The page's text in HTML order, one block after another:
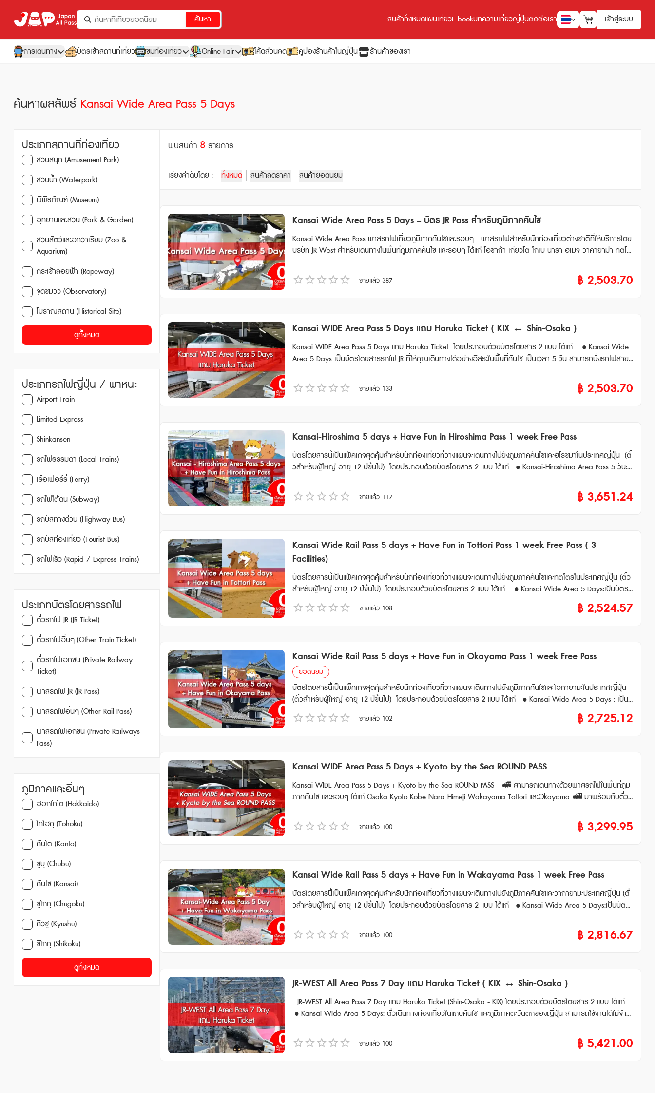
ค้นหา สินค้าทั้งหมดแผนเที่ยวE-bookบทความเที่ยวญี่ปุ่นติดต่อเรา เข้าสู่ระบบ
การเดินทาง บัตรเข้าสถานที่เที่ยว ซิมท่องเที่ยว Online Fair โค้ดส่วนลด คูปองร้านค้าในญี่ปุ่น ร้านค้าของเรา
ค้นหาผลลัพธ์ Kansai Wide Area Pass 5 Days
ประเภทสถานที่ท่องเที่ยว
สวนสนุก (Amusement Park)
สวนน้ำ (Waterpark)
พิพิธภัณฑ์ (Museum)
อุทยานและสวน (Park & Garden)
สวนสัตว์และอควาเรียม (Zoo &
Aquarium)
กระเช้าลอยฟ้า (Ropeway)
จุดชมวิว (Observatory)
โบราณสถาน (Historical Site)
ดูทั้งหมด
ประเภทรถไฟญี่ปุ่น / พาหนะ
Airport Train
Limited Express
Shinkansen
รถไฟธรรมดา (Local Trains)
เรือเฟอร์รี่ (Ferry)
รถไฟใต้ดิน (Subway)
รถบัสทางด่วน (Highway Bus)
รถบัสท่องเที่ยว (Tourist Bus)
รถไฟเร็ว (Rapid / Express Trains)
ประเภทบัตรโดยสารรถไฟ
ตั๋วรถไฟ JR (JR Ticket)
ตั๋วรถไฟอื่นๆ (Other Train Ticket)
ตั๋วรถไฟเอกชน (Private Railway
Ticket)
พาสรถไฟ JR (JR Pass)
พาสรถไฟอื่นๆ (Other Rail Pass)
พาสรถไฟเอกชน (Private Railways
Pass)
ภูมิภาคและอื่นๆ
ฮอกไกโด (Hokkaido)
โทโฮคุ (Tohoku)
คันโต (Kanto)
ชูบุ (Chubu)
คันไซ (Kansai)
ชูโกกุ (Chugoku)
คิวชู (Kyushu)
ชิโกกุ (Shikoku)
ดูทั้งหมด
พบสินค้า 8 รายการ
เรียงลำดับโดย : ทั้งหมด สินค้าลดราคา สินค้ายอดนิยม
Kansai Wide Area Pass 5 Days – บัตร JR Pass สำหรับภูมิภาคคันไซ
Kansai Wide Area Pass พาสรถไฟเที่ยวภูมิภาคคันไซและรอบๆ พาสรถไฟสำหรับนักท่องเที่ยวต่างชาติที่ให้บริการโดย
บริษัท JR West สำหรับเดินทางในพื้นที่ภูมิภาคคันไซ และรอบๆ ได้แก่ โอซาก้า เกียวโต โกเบ นารา ฮิเมจิ วาคายาม่า ทตโต
d, Limited Express, Shinkansen) ภายในภูมิภาคคันไซได้แบบไม่จำกัดรอบภายในระยะเวลา 5 วัน ● ใช้เดินทางเข้าออกจาก
สนามบินคันไซด้วยรถไฟด่วนพิเศษ HARUKA แบบจองที่นั่งล่วงหน้า (Reserved Seat) ได้ ● ใช้กับรถไฟชินคันเซ็นสาย San
⟺ Kyoto/Maibara) • มีค่าใช้จ่ายเพิ่มเติม กรณีใช้บริการขบวนรถไฟที่ต้องแสดงตั๋วขึ้นรถไฟ (Jousha Seiriken) หรือ
ตั๋วไลน์เนอร์ (Liner Ken) • สามารถใช้ผ่านประตูตรวจตั๋วอัตโนมัติได้ด้วย
ขายแล้ว 387 ฿ 2,503.70
Kansai WIDE Area Pass 5 Days แถม Haruka Ticket ( KIX ↔ Shin-Osaka )
Kansai WIDE Area Pass 5 Days แถม Haruka Ticket โดยประกอบด้วยบัตรโดยสาร 2 แบบ ได้แก่ • Kansai Wide
Area 5 Days เป็นบัตรโดยสารรถไฟ JR ที่ให้คุณเดินทางได้อย่างอิสระในพื้นที่คันไซ เป็นเวลา 5 วัน สามารถนั่งรถไฟสาย
การรถไฟที่รวดเร็วและสะดวกสบาย ซึ่งดําเนินการโดยการรถไฟญี่ปุ่น โดยรถไฟวิ่งตรงจาก Kansai-airport ไปยังสถานี S
hin-Osaka **ตั๋ว JR สามารถสั่งซื้อล่วงหน้าก่อนเดินทางได้ 90 วัน เนื่องจากต้องนำ Voucher JR ไปแลกตั๋วจริงที่ญี่ปุ่น
น HARUKA,KUROSHIO,KONOTORI,SUPER HAKUTO เป็นต้น ✲ สำหรับที่นั่งสำรอง โปรดดำเนินการจองที่นั่งก่อนขึ้นร
ถไฟ ✲ รถไฟที่มีที่นั่งแบบจองพิเศษไม่สามารถจองที่นั่งแบบไม่ระบุที่นั่งได้ คลิกที่นี่เพื่อตรวจสอบรถไฟที่มีที่นั่งแบบ
จองทั้งหมด • บริการด่วนพิเศษ และรถไฟท้องถิ่นบนเส้นทาง JR-WEST และ JR-SHIKOKU Conventional บัตรนี้ใช้ได้เฉพาะร
นคันเซ็น” (โอกายามะ⇔ฮากาตะ) • ไม่สามารถใช้ได้กับรถไฟหัวกระสุน “คิวชู ชินคันเซ็น” (ฮากาตะ⇔คาโกชิมะ-ชูโอ) ✲
จากวันที่ยืนยันการจอง และจะหมดอายุเวลา 23:59 น. ของวันถัดจากวันสุดท้าย ข้อกำหนดเกี่ยวกับผู้ใช้บริการ • ผู้ที่ต้
องการใช้ตั๋ว Discounted One-way Ticket จะต้องถือหนังสือเดินทางที่ออกโดยรัฐบาลต่างประเทศ • ผู้ที่ต้องการใช้ตั๋ว
Discounted One-way Ticket จะต้องเดินทางเข้าประเทศญี่ปุ่นด้วยสถานภาพการพำนักระยะสั้น **ไม่อนุญาตให้ลูกค้ารา
ยบุคคลซื้อหรือแลกเปลี่ยนตั๋วเดียวกันมากกว่าหนึ่งใบในช่วงเวลาการใช้งานเดียวกัน ข้อมูลเพิ่มเติม * นอกจากรถไฟ H
aruka แล้ว คุณยังสามารถใช้บริการรถไฟอื่น ๆ เช่น Special Rapid , Rapid และ Local trains ได้ (เฉพาะเส้นทาง Kobe ,
Nara ) * มีเพียงผู้ถือตั๋ว Discounted One-way Ticket เท่านั้นที่จะสามารถใช้ตั๋ว Discounted One-way Ticket ได้ * หา
กตั๋วสูญหายหรือถูกขโมย ทางบริษัทจะไม่สามารถออกให้ใหม่ได้ * จะมีการคิดค่าบริการเพิ่มเติมหากใช้รถไฟนอกพื้นที่ใช้ง
ขายแล้ว 133 ฿ 2,503.70
Kansai-Hiroshima 5 days + Have Fun in Hiroshima Pass 1 week Free Pass
บัตรโดยสารนี้เป็นแพ็คเกจสุดคุ้มสำหรับนักท่องเที่ยวที่วางแผนจะเดินทางไปยังภูมิภาคคันไซและฮิโรชิมาในประเทศญี่ปุ่น (ตั๋
วสำหรับผู้ใหญ่ อายุ 12 ปีขึ้นไป) โดยประกอบด้วยบัตรโดยสาร 2 แบบ ได้แก่ • Kansai-Hiroshima Area Pass 5 วัน:เ
วมถึงรถไฟชินคันเซ็นได้แบบไม่จำกัด • Have Fun in Hiroshima Pass (1 Week): เป็นบัตรที่ให้คุณเข้าชมสถานที่ท่องเที่ยว
ต่างๆ ในจังหวัดฮิโรชิมาได้ฟรี 3 สถานที่ โดยมีระยะเวลาการใช้งาน 7 วัน หลังจากการเข้าใช้ครั้งแรก (ตั๋ว Have Fun in Hir
รใช้งาน • สามารถใช้รถไฟ Sanyo Shinkansen(Shin-Osaka – Hiroshima ร่วมไปถึง NOZOMI, MIZUHO) • สามารถใช้ร
ถไฟด่วนพิเศษ รถไฟธรรมดา (รวมไปถึงรถไฟเร็ว, รถไฟเร็วพิเศษ) ภายใน Area แบบไม่ระบุที่นั่ง • สามารถทำ Reserved
Seat ที่ตู้ปกติได้ฟรีแบบไม่จำกัดครั้ง สามารถใช้กับขบวน Sanyo Shinkansen (Shin–Osaka–Hiroshima) และขบวนรถไฟด่
วนพิเศษ HARUKA, KUROSHIO, KONOTORI, KINOSAKI • สามารถใช้เรือ JR-West Miyajima Ferry • สามารถใช้รถไฟ
Kyoto Tango Railway • สามารถใช้รถไฟ Wakayama Electric Railway • สามารถใช้รถบัสของ West JR Bus ใน Are
aได้แบบไม่อั้น • สามารถใช้รถบัสของ Chugoku JR Bus ได้ไม่อั้น • พาสนี้ใช้ได้ 5 วันต่อเนื่อง (นับจากเที่ยงคืนวันแรก ถึง
เที่ยงคืนวันสุดท้าย) • สามารถใช้ได้เฉพาะนักท่องเที่ยวชาวต่างชาติเท่านั้น • Passport ข้าราชการปกเล่มสีน้ำเงิน ไม่สามา
งแสดงตั๋วขึ้นรถไฟ (Jousha Seiriken) หรือ ตั๋วไลน์เนอร์ (Liner Ken) * สามารถใช้ผ่านประตูตรวจตั๋วอัตโนมัติได้ด้วย ** จุ
ดจำหน่ายตั๋ว JR จะไม่มี Setouchi Area Pass, Takayama-Hokuriku Area Pass และ JR Rail Pass ไม่มีจำหน่าย ต้องซื้อน
อกประเทศญี่ปุ่นเท่านั้น Have Fun in Hiroshima Pass (สามารถเลือกเข้าชมได้ 3 สถานที่ ฟรี !!!) 1.Cruise ferry one
-way ticket between Hiroshima Port and Kure Port 2. Hiroshima Port-Miyajima Port High-speed ship boardin
g ticket discount coupon 1000 yen worth 3. Orizuru Tower admission ticket discount coupon 1000 yen worth
4. Hiroshima city share cycle “Peacecle” 1-day ticket [Hiroshima city] 5. Shopping center “ekie” in front of
JR Hiroshima Station Shopping Voucher – 1500 yen 6. 1500 yen gift certificate that can be used at “Hiroshi
upon for the Museum Gift Shop 10. Kure Maritime Museum Admission Ticket + 1000 Japanese Yen Coupon
11. JR Rent-A-Car 2000 yen coupon 12. Tomonoura Historical Site Tour Discount Coupon (Valid for 7 days) To
motetsu Bus , Fukuzen-ji Temple Taichoro , Ota Family Residence , Irohamaru Exhibition Hall , Tomonoura Mus
ลที่มี QR code ให้นำไปแลกบัตรจริงที่ตู้จำหน่ายตั๋วสีเขียวของสถานีรถไฟ สามารถจองที่นั่งรถไฟได้ • Have Fun in Hiros
hima Pass 1 Week Free Pass: หลังจากจองแล้ว จะได้รับอีเมลที่มี QR code ให้แสดงที่สถานที่ท่องเที่ยวที่ต้องการเข้าชม
ขายแล้ว 117 ฿ 3,651.24
Kansai Wide Rail Pass 5 days + Have Fun in Tottori Pass 1 week Free Pass ( 3
Facilities)
บัตรโดยสารนี้เป็นแพ็คเกจสุดคุ้มสำหรับนักท่องเที่ยวที่วางแผนจะเดินทางไปยังภูมิภาคคันไซและทตโตริในประเทศญี่ปุ่น (ตั๋ว
สำหรับผู้ใหญ่ อายุ 12 ปีขึ้นไป) โดยประกอบด้วยบัตรโดยสาร 2 แบบ ได้แก่ • Kansai Wide Area 5 Days:เป็นบัตรโ
ดยสารรถไฟ JR ที่ให้คุณเดินทางได้อย่างอิสระในพื้นที่คันไซ เป็นเวลา 5 วัน สามารถนั่งรถไฟสายต่างๆ รวมถึงรถไฟชินคัน
เซ็นได้แบบไม่จำกัด • Have Fun in Tottori Pass 1 Week Free Pass : เป็นบัตรที่ให้คุณเข้าชมสถานที่ท่องเที่ยวต่างๆ ในท
เมลภายในวัน และหากสั่งซื้อหลังเวลาดังกล่าว จะได้รับภายในวันถัดไป Kansai Wide Rail Pass 5 days การใช้งาน K
ansai WIDE Area Pass ใช้ได้ไม่จำกัดจำนวนครั้งภายในพื้นที่ที่ใช้ได้บนแผนที่ รถไฟที่ใช้ได้มีดังนี้ • สามารถใช้รถไฟ หัวก
ระสุน “SANYO SHINKANSEN” (ชินโอซาก้า ⇔โอคายามะ) • สามารถใช้ตั๋วโดยสารรถไฟ Hello Kitty Shinkansen ได้ •
ที่นั่งสำรองบนรถด่วนพิเศษ Limited Express เช่น HARUKA,KUROSHIO,KONOTORI,SUPER HAKUTO เป็นต้น ✲ สำหรั
บที่นั่งสำรอง โปรดดำเนินการจองที่นั่งก่อนขึ้นรถไฟ ✲ รถไฟที่มีที่นั่งแบบจองพิเศษไม่สามารถจองที่นั่งแบบไม่ระบุที่นั่งไ
ด้ คลิกที่นี่เพื่อตรวจสอบรถไฟที่มีที่นั่งแบบจองทั้งหมด • บริการด่วนพิเศษ และรถไฟท้องถิ่นบนเส้นทาง JR-WEST แ
ละ JR-SHIKOKU Conventional บัตรนี้ใช้ได้เฉพาะรถบัสสาย WEST JAPAN JR BUS ในพื้นที่ที่กำหนดเท่านั้น ไม่สามารถใช้บัต
“คิวชู ชินคันเซ็น” (ฮากาตะ⇔คาโกชิมะ-ชูโอ) ✲ มีการเรียกเก็บเงินแยกต่างหากเมื่อทำการจองและใช้บริการที่นั่งแบบชำ
Ticket + Original Clear File คูปองมูลค่า 1,000 เยน สำหรับ ประสบการณ์ล่องเรือชมเกาะชายฝั่งอุราโดเมะ (ประมา
ณ 40 นาที) คูปองมูลค่า 1,000 เยน สำหรับ ประสบการณ์พาย SUP หลักสูตรปกติที่ชายฝั่ง Uradome (ต้องจองล่ว
สำหรับ โอเอซิสในเนินทราย พายเรือคายัคชมสี่ฤดูกาลที่สระทามากาอิเกะ (150 นาที)(ต้องจองล่วงหน้า) คูปองมูลค่า 1,
000 เยน สำหรับ Charcoal ย่างถ่าน คูปองมูลค่า 1,000 เยน สำหรับ ร้านทาคุมิคัปโป( อาหารท้องถิ่น / หม้อไปล้างเนื้
สำหรับ Oenosato Natural Farm Oenosato Village คูปองมูลค่า 1,000 เยน ใช้ได้ที่ Oenosato Natural Farm Coco
ass : หลังจากจองแล้ว จะได้รับอีเมลที่มี QR code ให้นำไปแลกบัตรจริงที่ตู้จำหน่ายตั๋วสีเขียวของสถานีรถไฟ สามารถจอ
งที่นั่งรถไฟได้ • Have Fun in Tottori Pass 1 Week Free Pass : หลังจากจองแล้ว จะได้รับอีเมลที่มี QR code ให้แสดงที่ส
ขายแล้ว 108 ฿ 2,524.57
Kansai Wide Rail Pass 5 days + Have Fun in Okayama Pass 1 week Free Pass
ยอดนิยม
บัตรโดยสารนี้เป็นแพ็คเกจสุดคุ้มสำหรับนักท่องเที่ยวที่วางแผนจะเดินทางไปยังภูมิภาคคันไซและโอกายามะในประเทศญี่ปุ่น
(ตั๋วสำหรับผู้ใหญ่ อายุ 12 ปีขึ้นไป) โดยประกอบด้วยบัตรโดยสาร 2 แบบ ได้แก่ • Kansai Wide Area 5 Days : เป็นบั
ตรโดยสารรถไฟ JR ที่ให้คุณเดินทางได้อย่างอิสระในพื้นที่คันไซ เป็นเวลา 5 วัน สามารถนั่งรถไฟสายต่างๆ รวมถึงรถไฟชิ
นคันเซ็นได้แบบไม่จำกัด • Have Fun in OKAYAMA Pass (1 Week) : เป็นบัตรที่ให้คุณเข้าชมสถานที่ท่องเที่ยวต่างๆ ในจัง
et ภายในเวลา 13.00 น. จะได้รับ Voucher ทางอีเมลภายในวัน และหากสั่งซื้อหลังเวลาดังกล่าว จะได้รับภายในวันถัดไป
บัตร JR Pass สำหรับภูมิภาคคันไซ และ บัตร Have Fun in Okayama Pass การใช้งาน • สามารถใช้รถไฟ Sanyo Shin
kansen (Shin-Osaka-Okayama รวมไปถึง NOZOMI, MIZUHO) • สามารถใช้รถไฟด่วนพิเศษและ รถไฟธรรมดา (รวมไ
NOTORI,SUPER HAKUTO • สามารถใช้รถไฟ Kyoto Tanyo Railway • สามารถใช้รถไฟ Wakayama Electric Railway
O” ได้ * ไม่สามารถใช้ได้กับ Tokaido Shinkansen (Shin-Osaka ⟺ Kyoto/Maibara) * มีค่าใช้จ่ายเพิ่มเติม กรณีใช้บ
ริการขบวนรถไฟที่ต้องแสดงตั๋วขึ้นรถไฟ (Jousha Seiriken) หรือ ตั๋วไลน์เนอร์ (Liner Ken) * สามารถใช้ผ่านประตูตรวจตั๋
วอัตโนมัติได้ด้วย ** จุดจำหน่ายตั๋ว JR จะไม่มี Setouchi Area Pass, Takayama-Hokuriku Area Pass และ JR Rail Pass ไ
ม่มีจำหน่าย ต้องซื้อนอกประเทศญี่ปุ่นเท่านั้น Have Fun in Okayama Pass (สามารถเลือกเข้าชมได้ 3 สถานทีj) 1. O
et for Yumeji Art Museum (Main Building) 3. Hotel Granvia Okayama 「lumiere」 1000 Yen Coupon 4. O
kayama Okaden Museum Admission Ticket 5. café Antena 1000 Yen coupon 6. Okayama Prefecture Kuras
Station-mae Electronics Retail Store “Bic Camera Okayama Station-mae Store” 1000-yen Voucher 11. Ikurad
3. JR Rent-A-Car 2000 yen coupon วิธีการใช้งาน: • Kansai Wide-Area 5-Day Rail Pass: หลังจากจองแล้ว จะได้
รับอีเมลที่มี QR code ให้นำไปแลกบัตรจริงที่ตู้จำหน่ายตั๋วสีเขียวของสถานีรถไฟ สามารถจองที่นั่งรถไฟได้ • Have Fun i
รเข้าชม ข้อควรทราบ • ระยะเวลาใช้งาน: บัตรทั้งสองแบบสามารถใช้งานได้ภายใน 90 วันหลังจากการสั่งซื้อ • จำนวนก
ารสั่งซื้อ: จำกัดการสั่งซื้อต่อครั้งสูงสุด 10 ใบ
ขายแล้ว 102 ฿ 2,725.12
Kansai WIDE Area Pass 5 Days + Kyoto by the Sea ROUND PASS
Kansai WIDE Area Pass 5 Days + Kyoto by the Sea ROUND PASS 🚅 สามารถเดินทางด้วยพาสรถไฟในพื้นที่ภูมิ
ภาคคันไซ และรอบๆ ได้แก่ Osaka Kyoto Kobe Nara Himeji Wakayama Tottori และOkayama 🚅 มาพร้อมกับตั๋วโ
🚅 ตั๋วสำหรับผู้ใหญ่ อายุ 12 ปีขึ้นไป Kansai WIDE Area Pass : ตั๋ว E-Ticket สามารถใช้งานได้ภายใน 90 วันนับจาก
วันที่สั่งซื้อ และตั๋วจะจัดส่งให้ทางอีเมลหลังจากทำการสั่งซื้อสำเร็จ ตั๋ว Kyoto by the Sea : ตั๋ว E-Ticket สามารถใช้งานไ
Kansai WIDE Area Pass 5 Days 🚅ขบวนรถไฟที่ใช้งานได้ • สามารถขึ้นรถไฟหัวกระสุน "SANYO SHINKANSEN"
(Shin-Osaka ⇔ Okayama) แบบจองที่นั่งได้ • สามารถขึ้นรถไฟ Hello Kitty Shinkansen ได้ • สามารถนั่งที่นั่งแบบจอง
ล่วงหน้า บนรถไฟประเภท Limited Express: HARUKA,KUROSHIO,KONOTORI,SUPER HAKUTO และ อื่นๆได้ * ในกรณีที่ต้
ประเภท Local ในเส้นทางเดินรถไฟธรรมดาของ JR-WESTและ JR-SHIKOKU รถไฟที่ไม่สามารถใช้งานได้ • รถไฟชินคันเซ็น
านติดต่อกัน 5 วันปฏิทินภายหลังจากเริ่มใช้งานวันแรก โดยใช้ได้ถึงเที่ยงคืนของวันสุดท้าย ● ไม่สามารถใช้กับรถไฟความเ
ร็วสูงชินคันเซ็นสาย Tokaido Shinkansen (ระหว่าง Kyoto ↔ Shin-Osaka) ได้ ● ไม่สามารถใช้กับรถไฟเอกชน ภายในโ
อซาก้า ได้ เช่น Osaka Metro, Nankai, Kintetsu, Keihan, Hankyu, Hanshin ● รถไฟประเภท Limited Express เช่น HA
RUKA, KUROSHIO, THUNDEBIRD สามารถจองที่นั่ง (Reserved seat) ผ่านเครื่องจำหน่ายตั๋วอัตโนมัติรวมกันสูงสุด 6 ค
ที่นั่งประเภท Green Car ได้ การแลก Voucher นำเวาเชอร์พร้อมหนังสือเดินทางตัวสจริงของผู้ใช้งานทุกคน ไปรับพาส
ตัวจริงที่เคาน์เตอร์ JR หรือตู้จำหน่ายตั๋วอัตโนมัติสีเขียว (ตรวจสอบสถานที่แลกพาส JR West) การใช้งานพาส สามา
ขายแล้ว 100 ฿ 3,299.95
Kansai Wide Rail Pass 5 days + Have Fun in Wakayama Pass 1 week Free Pass
บัตรโดยสารนี้เป็นแพ็คเกจสุดคุ้มสำหรับนักท่องเที่ยวที่วางแผนจะเดินทางไปยังภูมิภาคคันไซและวากายามะประเทศญี่ปุ่น (ตั๋
วสำหรับผู้ใหญ่ อายุ 12 ปีขึ้นไป) โดยประกอบด้วยบัตรโดยสาร 2 แบบ ได้แก่ • Kansai Wide Area 5 Days:เป็นบัตรโ
ave Fun in Wakayama Pass 1 Week Free Pass : เป็นบัตรที่ให้คุณเข้าชมสถานที่ท่องเที่ยวต่างๆ ในวากายามะได้ฟรี 3
สถานที่ โดยมีระยะเวลาการใช้งาน 7 วัน หลังจากการเข้าใช้ครั้งแรก (ตั๋ว Have Fun in Wakayama : ตั๋วมีอายุ 270 วัน
Area Pass ใช้ได้ไม่จำกัดจำนวนครั้งภายในพื้นที่ที่ใช้ได้บนแผนที่ รถไฟที่ใช้ได้มีดังนี้ • สามารถใช้รถไฟ หัวกระสุน “SANY
O SHINKANSEN” (ชินโอซาก้า ⇔โอคายามะ) • สามารถใช้ตั๋วโดยสารรถไฟ Hello Kitty Shinkansen ได้ • ที่นั่งสำรองบ
นรถด่วนพิเศษ Limited Express เช่น HARUKA,KUROSHIO,KONOTORI,SUPER HAKUTO เป็นต้น * สำหรับที่นั่งสำรอง โป
ntional บัตรนี้ใช้ได้เฉพาะรถบัสสาย WEST JAPAN JR BUS ในพื้นที่ที่กำหนดเท่านั้น ไม่สามารถใช้บัตรนี้บนรถบัสทางด่วนได้
ขายแล้ว 100 ฿ 2,816.67
JR-WEST All Area Pass 7 Day แถม Haruka Ticket ( KIX ↔ Shin-Osaka )
• Kansai Wide Area 5 Days: ตั๋วเดินทางท่องเที่ยวในแถบคันไซ และภูมิภาคตะวันตกของญี่ปุ่น สามารถใช้งานได้ไม่จำกั
cket รถไฟ Haruka Airport Express One way Ticket เป็นบริการรถไฟที่รวดเร็วและสะดวกสบาย ซึ่งดําเนินการโดยการ
รถไฟญี่ปุ่น โดยรถไฟวิ่งตรงจาก Kansai-airport ไปยังสถานี Shin-Osaka JR West All Area Pass 7 Days – บัตร J
ขายแล้ว 100 ฿ 5,421.00